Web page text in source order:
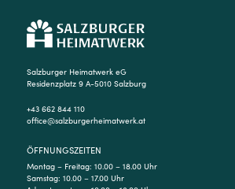
Salzburger Heimatwerk eG
Residenzplatz 9 A-5010 Salzburg
+43 662 844 110
office@salzburgerheimatwerk.at
ÖFFNUNGSZEITEN
Montag – Freitag: 10.00 – 18.00 Uhr
Samstag: 10.00 – 17.00 Uhr